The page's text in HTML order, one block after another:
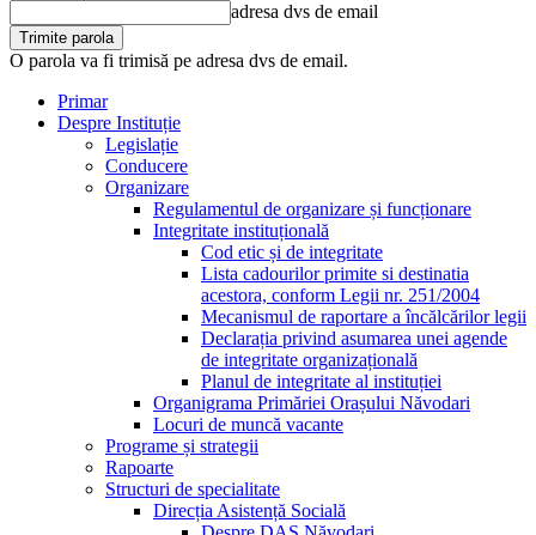
adresa dvs de email
O parola va fi trimisă pe adresa dvs de email.
Primar
Despre Instituție
Legislație
Conducere
Organizare
Regulamentul de organizare și funcționare
Integritate instituțională
Cod etic și de integritate
Lista cadourilor primite si destinatia
acestora, conform Legii nr. 251/2004
Mecanismul de raportare a încălcărilor legii
Declarația privind asumarea unei agende
de integritate organizațională
Planul de integritate al instituției
Organigrama Primăriei Orașului Năvodari
Locuri de muncă vacante
Programe și strategii
Rapoarte
Structuri de specialitate
Direcția Asistență Socială